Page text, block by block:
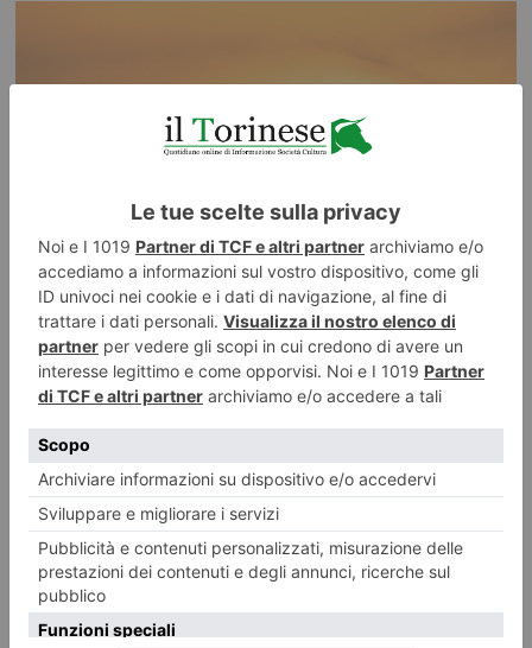
Caldo, Torino e Piemonte verso un Ferragosto ancora rovente
Temporali e qualche grado in meno non basteranno a chiudere la lunga
fase rovente In Piemonte